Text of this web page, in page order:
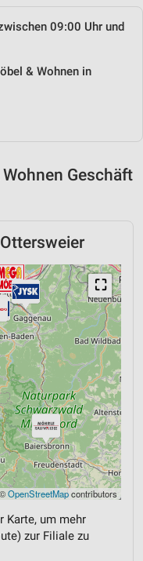
09:00 Uhr und
& Wohnen in
Geschäft
⛶
©OpenStreetMapcontributors
Karte, um mehr
zur Filiale zu